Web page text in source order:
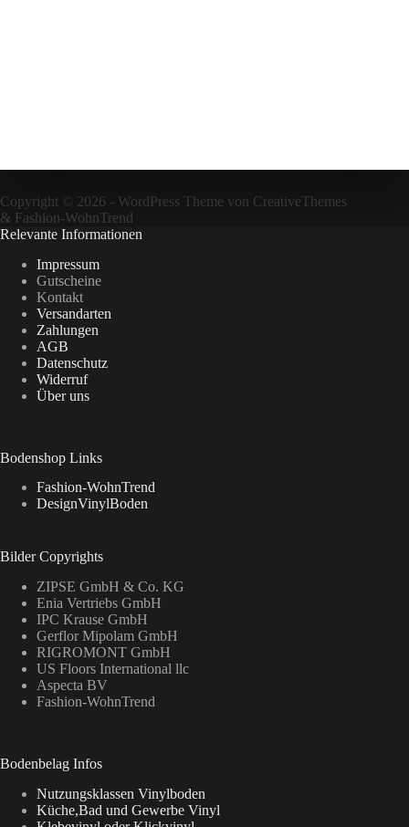
Copyright © 2026 - WordPress Theme von CreativeThemes
& Fashion-WohnTrend
Relevante Informationen
Impressum
Gutscheine
Kontakt
Versandarten
Zahlungen
AGB
Datenschutz
Widerruf
Über uns
Bodenshop Links
Fashion-WohnTrend
DesignVinylBoden
Bilder Copyrights
ZIPSE GmbH & Co. KG
Enia Vertriebs GmbH
IPC Krause GmbH
Gerflor Mipolam GmbH
RIGROMONT GmbH
US Floors International llc
Aspecta BV
Fashion-WohnTrend
Bodenbelag Infos
Nutzungsklassen Vinylboden
Küche,Bad und Gewerbe Vinyl